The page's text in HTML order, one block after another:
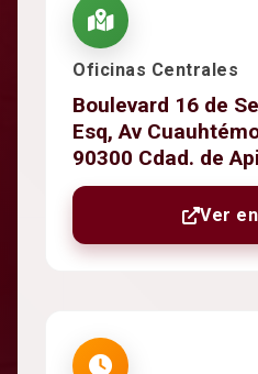
Oficinas Centrales
Boulevard 16 de
Esq, Av
90300 Cdad. de
Ver